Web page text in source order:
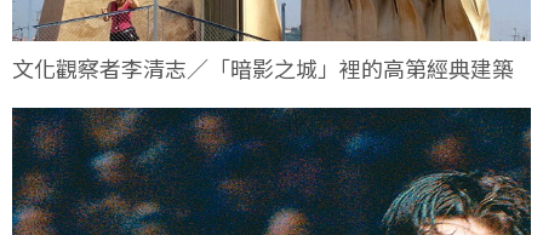
文化觀察者李清志／「暗影之城」裡的高第經典建築